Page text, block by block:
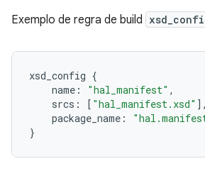
Exemplo de regra de build
xsd_config {
name : "hal_manifest" ,
srcs : [ "hal_manifest.xsd" ],
package_name :
}